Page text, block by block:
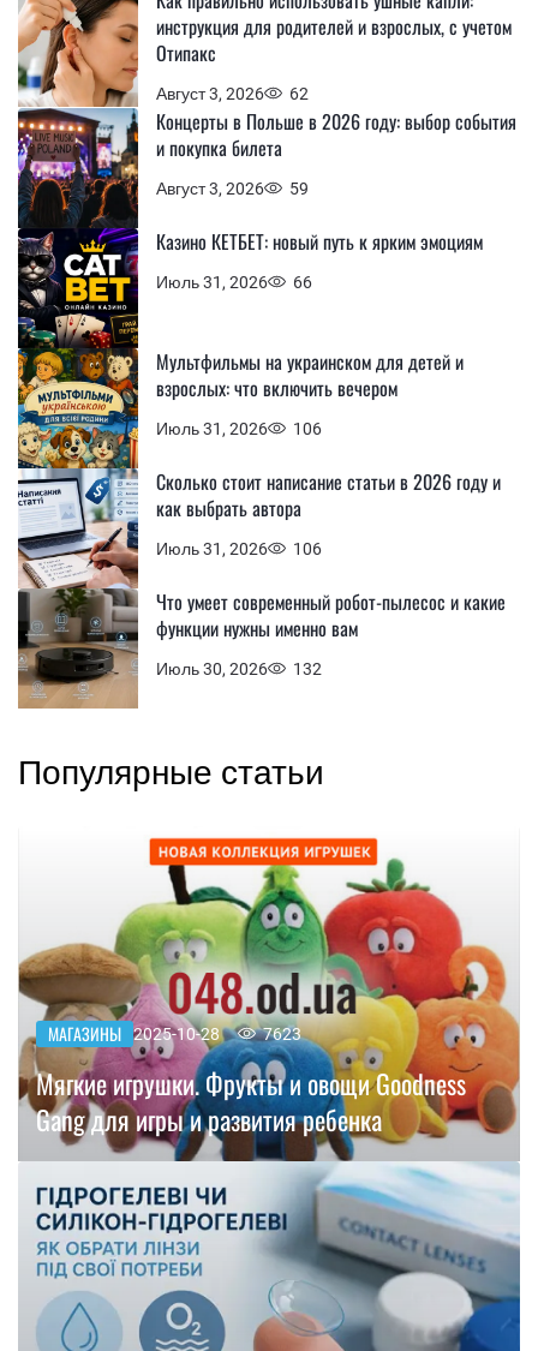
Август 3, 2026 62
инструкция для родителей и взрослых, с учетом
Отипакс
Август 3, 2026 59
Концерты в Польше в 2026 году: выбор события
и покупка билета
Июль 31, 2026 66
Казино КЕТБЕТ: новый путь к ярким эмоциям
Июль 31, 2026 106
Мультфильмы на украинском для детей и
взрослых: что включить вечером
Июль 31, 2026 106
Сколько стоит написание статьи в 2026 году и
как выбрать автора
Июль 30, 2026 132
Что умеет современный робот-пылесос и какие
функции нужны именно вам
Популярные статьи
МАГАЗИНЫ 2025-10-28 7623
Мягкие игрушки. Фрукты и овощи Goodness
Gang для игры и развития ребенка